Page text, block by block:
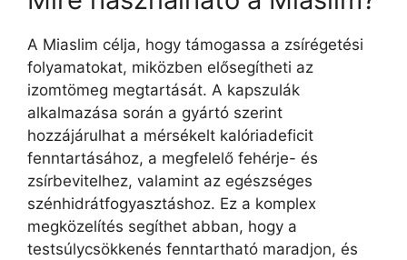
A Miaslim célja, hogy támogassa a zsírégetési
folyamatokat, miközben elősegítheti az
izomtömeg megtartását. A kapszulák
alkalmazása során a gyártó szerint
hozzájárulhat a mérsékelt kalóriadeficit
fenntartásához, a megfelelő fehérje- és
zsírbevitelhez, valamint az egészséges
szénhidrátfogyasztáshoz. Ez a komplex
megközelítés segíthet abban, hogy a
testsúlycsökkenés fenntartható maradjon, és